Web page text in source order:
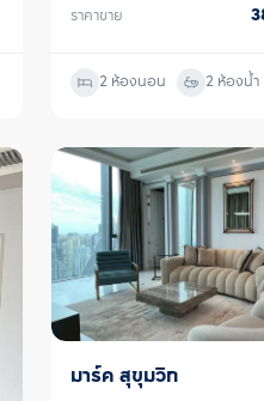
ราคาขาย
2 ห้องนอน 2 ห้องน้ำ
ขายพร้อมผู้เช่า
มาร์ค สุขุมวิท